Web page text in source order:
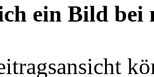
ein Bild bei